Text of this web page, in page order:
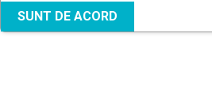
SUNT DE ACORD